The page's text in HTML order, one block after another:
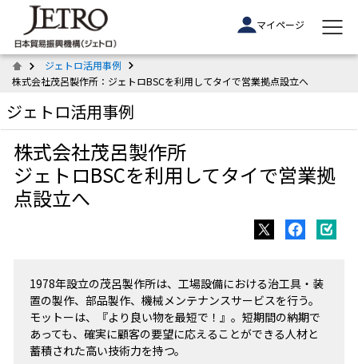
マイページ
ジェトロ活用事例
株式会社茂呂製作所：ジェトロBSCを利用してタイで営業拠点設立へ
ジェトロ活用事例
株式会社茂呂製作所
ジェトロBSCを利用してタイで営業拠
点設立へ
1978年設立の茂呂製作所は、工場設備における治工具・装
置の製作、部品製作、機械メンテナンスサービスを行う。
モットーは、『より良い物を最短で！』。短期間の納期で
あっても、確実に顧客の要望に応えることができる人材と
蓄積された高い技術力を持つ。